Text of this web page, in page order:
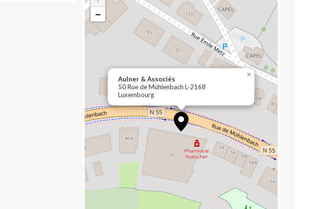
Aulner & Associés
50 Rue de Mühlenbach L-2168
Luxembourg
×
−